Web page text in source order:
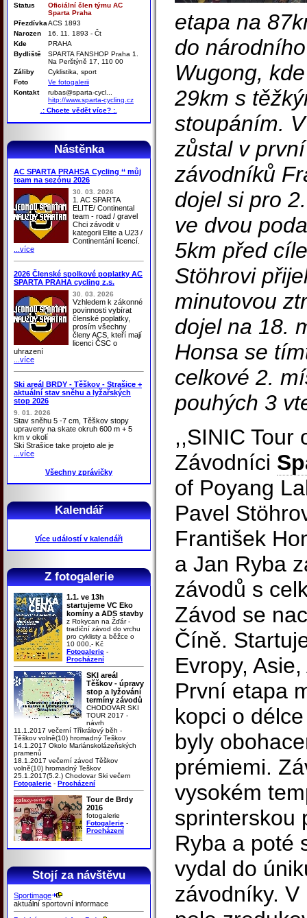
Status
Oficiální člen týmu AC
Sparta Praha
PřezdívkaACS 1893
Narozen
16. 11. 1893 - Čt
Kde
PRAHA
Bydliště
SPARTA FANSHOP Praha 1.
Na Perštýně 17, 110 00
Záliby
Cyklistika, sport
Foto
Ve fotogalerii
Kontakt
rubas@sparta-cycl...
hitp://www.sparta-cycling.cz
.: Chcete vědět více? :.
Nástěnka
AC SPARTA PRAHSA Cycling ‘‘ můj
team na sezónu 2026
30. 03. 2026
1. AC SPARTA
ELITE/ Continental
team - road / gravel
Chci závodit v
kategorii Elite a U23 /
Continentání licencí.
...více
2026 Členské spolkové poplatky AC
SPARTA PRAHA cycling z.s.
30. 03. 2026
Vzhledem k zákonné
povinnosti vybírat
členské poplatky,
prosím všechny
členy ACS, kteří mají
licenci ČSC o
uhrazení
...více
Ski areál BRDY - Těškov - Strašice +
aktuální stav sněhu a lyžařských
stop 2026
9. 01. 2026
Stav sněhu 5 -7 cm, Těškov stopy
upraveny na skate okruh 600 m + 5
km v okolí
Ski Strašice take projeto ale je
...více
Všechny zprávičky
Kalendář
Více událostí v kalendáři
Z fotogalerie
1.1. ve 13h
startujeme VC Eko
komíny a ADS stavby
z Rokycan na Žďár -
tradiční závod do vrchu
pro cyklisty a běžce o
10 000,- Kč
Fotogalerie -
Procházení
SKI areál
Těškov - úpravy
stop a lyžování
termíny závodů
CHODOVAR SKI
TOUR 2017 -
návrh
11.1.2017 večerní Tříkrálový běh -
Těškov volně(10) hromadný Teškov
14.1.2017 Okolo Mariánskolázeňských
pramenů
18.1.2017 večerní závod Těškov
volně(10) hromadný Teškov
25.1.2017(5.2.) Chodovar Ski večern
Fotogalerie - Procházení
Tour de Brdy
2016
fotogalerie
Fotogalerie -
Procházení
Stojí za návštěvu
Sportimage
aktuální sportovní informace
etapa na
do
Wugong,
29km s
stoupáním.
zůstal v
závodníků
dojel si pro
ve dvou
5km před
Stöhrovi
minutovou
dojel na 18.
Honsa se
celkové 2.
pouhých 3
,,SINIC Tour
Závodníci
of Poyang
Pavel
František
a Jan Ryba
závodů s
Závod se
Číně.
Evropy,
První etapa
kopci o
byly
prémiemi.
vysokém
sprinterskou
Ryba a poté
vydal do
závodníky.